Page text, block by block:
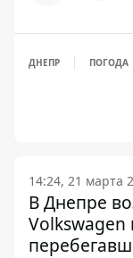
ДНЕПР ПОГОДА
14:24, 21 марта
В Днепре
Volkswagen